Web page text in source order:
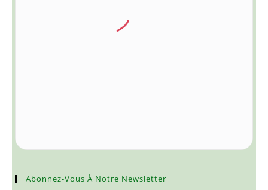
Abonnez-Vous À Notre Newsletter